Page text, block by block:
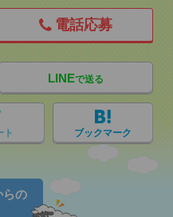
電話応募
LINEで送る
ト ブックマーク
らの